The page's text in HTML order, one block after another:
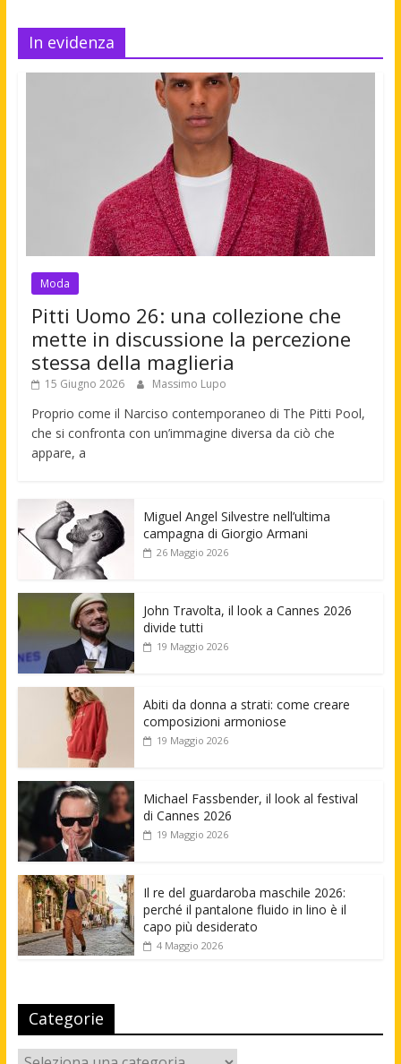
In evidenza
Moda
Pitti Uomo 26: una collezione che
mette in discussione la percezione
stessa della maglieria
15 Giugno 2026 Massimo Lupo
Proprio come il Narciso contemporaneo di The Pitti Pool,
che si confronta con un’immagine diversa da ciò che
appare, a
Miguel Angel Silvestre nell’ultima
campagna di Giorgio Armani
26 Maggio 2026
John Travolta, il look a Cannes 2026
divide tutti
19 Maggio 2026
Abiti da donna a strati: come creare
composizioni armoniose
19 Maggio 2026
Michael Fassbender, il look al festival
di Cannes 2026
19 Maggio 2026
Il re del guardaroba maschile 2026:
perché il pantalone fluido in lino è il
capo più desiderato
4 Maggio 2026
Categorie
Categorie